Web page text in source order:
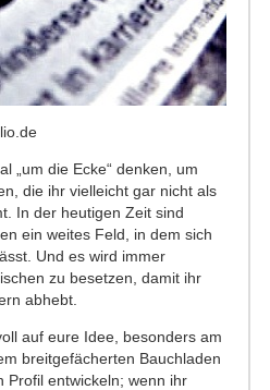
„um die Ecke“ denken, um
die ihr vielleicht gar nicht als
In der heutigen Zeit sind
ein weites Feld, in dem sich
Und es wird immer
zu besetzen, damit ihr
abhebt.
auf eure Idee, besonders am
breitgefächerten Bauchladen
Profil entwickeln; wenn ihr